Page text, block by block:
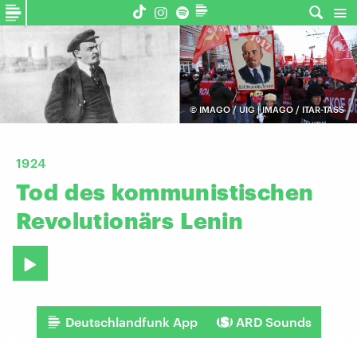
© IMAGO / UIG | IMAGO / ITAR-TASS
1924
Tod des kommunistischen
Revolutionärs Lenin
Deutschlandfunk App ARD Sounds